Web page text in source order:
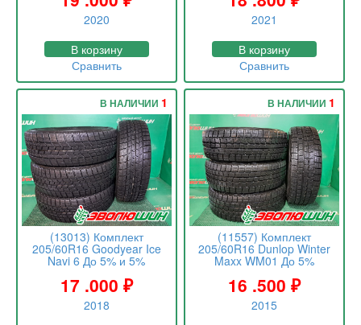
2020
В корзину
Сравнить
2021
В корзину
Сравнить
(13013) Комплект
205/60R16 Goodyear Ice
Navi 6 До 5% и 5%
17 .000 ₽
2018
В НАЛИЧИИ 1
(11557) Комплект
205/60R16 Dunlop Winter
Maxx WM01 До 5%
16 .500₽
2015
В НАЛИЧИИ 1